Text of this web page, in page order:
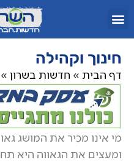
חינוך וקהילה
דף הבית » חדשות בשרון »
מי אינו מכיר את המושג
ומעצים את הגאווה היא